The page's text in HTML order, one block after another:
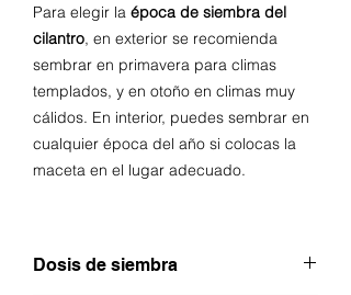
Para elegir la época de siembra del
cilantro, en exterior se recomienda
sembrar en primavera para climas
templados, y en otoño en climas muy
cálidos. En interior, puedes sembrar en
cualquier época del año si colocas la
maceta en el lugar adecuado.
Dosis de siembra